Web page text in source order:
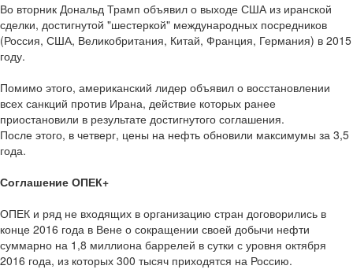
Во вторник Дональд Трамп объявил о выходе США из иранской
сделки, достигнутой "шестеркой" международных посредников
(Россия, США, Великобритания, Китай, Франция, Германия) в 2015
году.
Помимо этого, американский лидер объявил о восстановлении
всех санкций против Ирана, действие которых ранее
приостановили в результате достигнутого соглашения.
После этого, в четверг, цены на нефть обновили максимумы за 3,5
года.
Соглашение ОПЕК+
ОПЕК и ряд не входящих в организацию стран договорились в
конце 2016 года в Вене о сокращении своей добычи нефти
суммарно на 1,8 миллиона баррелей в сутки с уровня октября
2016 года, из которых 300 тысяч приходятся на Россию.